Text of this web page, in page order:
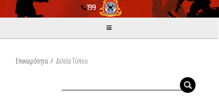
Επικαιρότητα / Δελτία Τύπου